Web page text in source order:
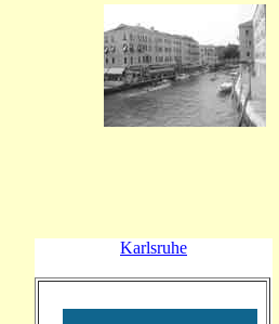
Karlsruhe